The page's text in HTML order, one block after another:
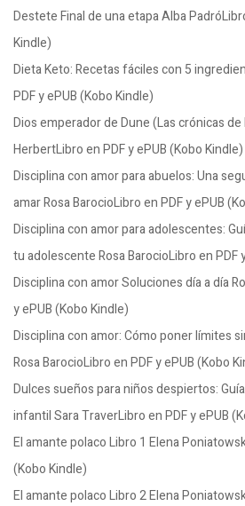
Destete Final de una etapa Alba
Kindle)
Dieta Keto: Recetas fáciles con 5
PDF y ePUB (Kobo Kindle)
Dios emperador de Dune (Las crónicas de
HerbertLibro en PDF y ePUB (Kobo Kindle)
Disciplina con amor para abuelos: Una
amar Rosa BarocioLibro en PDF y ePUB
Disciplina con amor para adolescentes:
tu adolescente Rosa BarocioLibro en PDF
Disciplina con amor Soluciones día a día
y ePUB (Kobo Kindle)
Disciplina con amor: Cómo poner límites
Rosa BarocioLibro en PDF y ePUB (Kobo
Dulces sueños para niños despiertos:
infantil Sara TraverLibro en PDF y ePUB
El amante polaco Libro 1 Elena
(Kobo Kindle)
El amante polaco Libro 2 Elena